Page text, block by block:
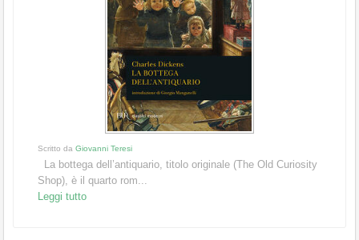
Scritto da Giovanni Teresi
La bottega dell’antiquario, titolo originale (The Old Curiosity
Shop), è il quarto rom...
Leggi tutto